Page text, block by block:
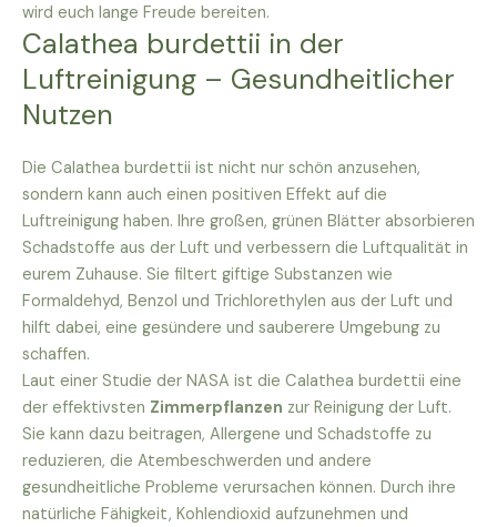
wird euch lange Freude bereiten.
Calathea burdettii in der
Luftreinigung – Gesundheitlicher
Nutzen
Die Calathea burdettii ist nicht nur schön anzusehen,
sondern kann auch einen positiven Effekt auf die
Luftreinigung haben. Ihre großen, grünen Blätter absorbieren
Schadstoffe aus der Luft und verbessern die Luftqualität in
eurem Zuhause. Sie filtert giftige Substanzen wie
Formaldehyd, Benzol und Trichlorethylen aus der Luft und
hilft dabei, eine gesündere und sauberere Umgebung zu
schaffen.
Laut einer Studie der NASA ist die Calathea burdettii eine
der effektivsten Zimmerpflanzen zur Reinigung der Luft.
Sie kann dazu beitragen, Allergene und Schadstoffe zu
reduzieren, die Atembeschwerden und andere
gesundheitliche Probleme verursachen können. Durch ihre
natürliche Fähigkeit, Kohlendioxid aufzunehmen und